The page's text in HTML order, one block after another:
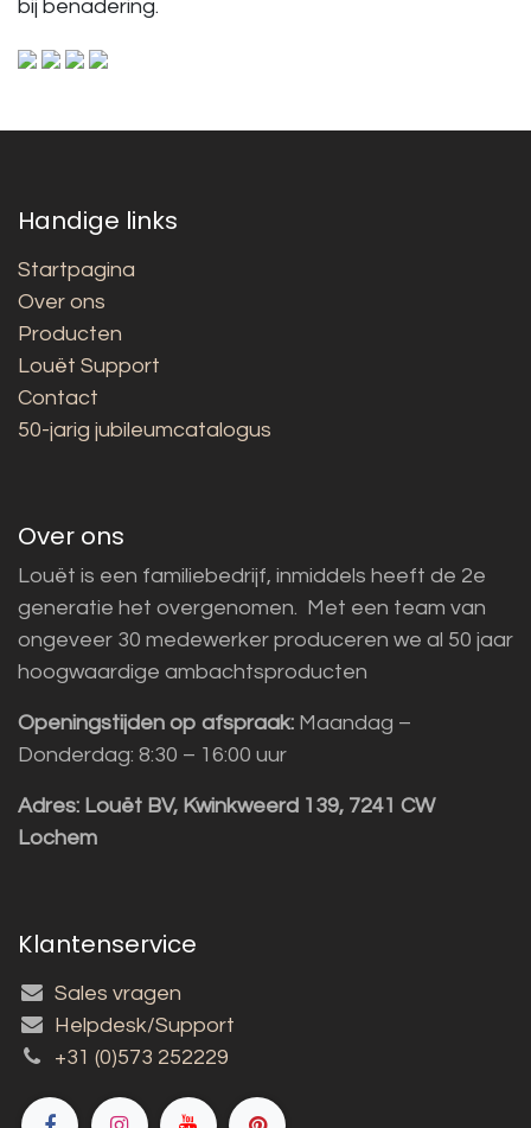
bij benadering.
Handige links
Startpagina
Over ons
Producten
Louët Support
Contact
50-jarig jubileumcatalogus
Over ons
Louët is een familiebedrijf, inmiddels heeft de 2e
generatie het overgenomen. Met een team van
ongeveer 30 medewerker produceren we al 50 jaar
hoogwaardige ambachtsproducten
Openingstijden op afspraak: Maandag –
Donderdag: 8:30 – 16:00 uur
Adres: Louët BV, Kwinkweerd 139, 7241 CW
Lochem
Klantenservice
Sales vragen
Helpdesk/Support
+31 (0)573 252229